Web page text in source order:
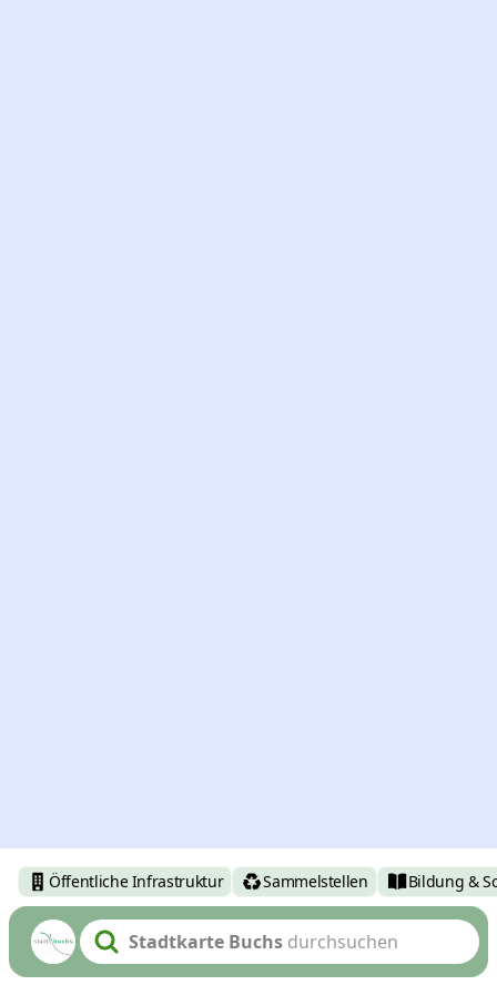
Öffentliche Infrastruktur Sammelstellen Bildung &
Search textStadtkarte Buchs durchsuchen